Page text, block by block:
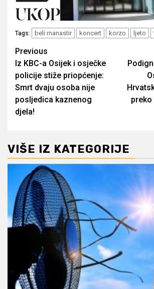
Tags: beli manastir koncert korzo ljeto
Post
navigation
Previous
Iz KBC-a Osijek i osječke
policije stiže priopćenje:
Smrt dvaju osoba nije
posljedica kaznenog
djela!
preko
VIŠE IZ KATEGORIJE